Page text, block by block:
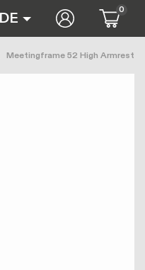
DE User 0
Meetingframe 52 High Armrest